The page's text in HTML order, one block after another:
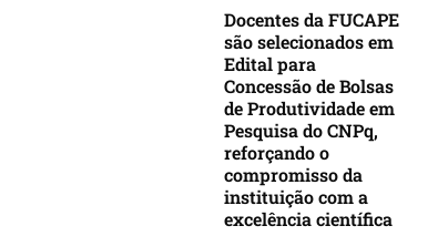
Docentes da FUCAPE
são selecionados em
Edital para
Concessão de Bolsas
de Produtividade em
Pesquisa do CNPq,
reforçando o
compromisso da
instituição com a
excelência científica